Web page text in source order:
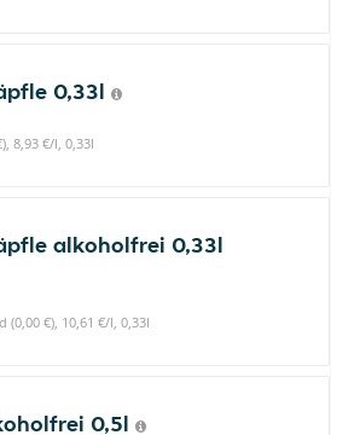
0,33l
8,93 €/l, 0,33l
alkoholfrei 0,33l
(0,00 €), 10,61 €/l, 0,33l
0,5l